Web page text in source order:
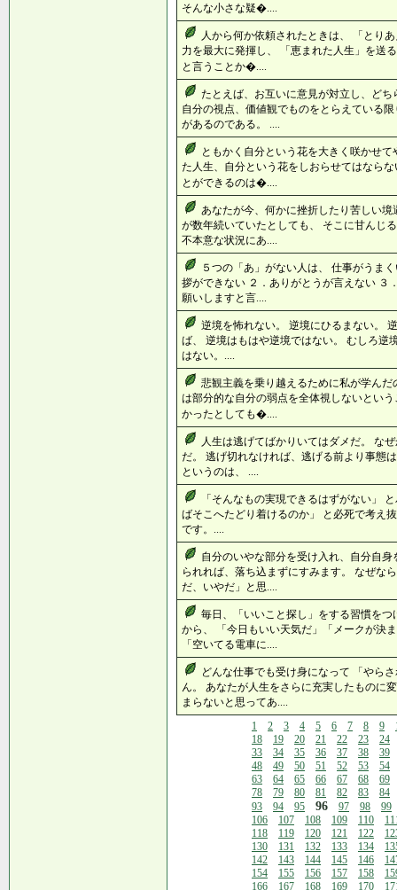
そんな小さな疑�....
人から何か依頼されたときは、 「とり
力を最大に発揮し、 「恵まれた人生」を送
と言うことか�....
たとえば、お互いに意見が対立し、ど
自分の視点、価値観でものをとらえている
があるのである。 ....
ともかく自分という花を大きく咲かせ
た人生、自分という花をしおらせてはなら
とができるのは�....
あなたが今、何かに挫折したり苦しい
が数年続いていたとしても、 そこに甘んじ
不本意な状況にあ....
５つの「あ」がない人は、 仕事がうま
拶ができない ２．ありがとうが言えない ３
願いしますと言....
逆境を怖れない。 逆境にひるまない。
ば、 逆境はもはや逆境ではない。 むしろ逆
はない。....
悲観主義を乗り越えるために私が学ん
は部分的な自分の弱点を全体視しないとい
かったとしても�....
人生は逃げてばかりいてはダメだ。 な
だ。 逃げ切れなければ、逃げる前より事態
というのは、 ....
「そんなもの実現できるはずがない」
ばそこへたどり着けるのか」 と必死で考え
です。....
自分のいやな部分を受け入れ、自分自
られれば、落ち込まずにすみます。 なぜな
だ、いやだ」と思....
毎日、「いいこと探し」をする習慣を
から、 「今日もいい天気だ」「メークが決
「空いてる電車に....
どんな仕事でも受け身になって 「やら
ん。 あなたが人生をさらに充実したものに
まらないと思ってあ....
1 2 3 4 5 6 7 8 9
18
19 20 21 22 23
24
33
34 35 36 37 38
39
48
49 50 51 52 53
54
63
64 65 66 67 68
69
78
79 80 81 82 83
84
93
94 95 96 97 98
99
106
107 108 109 110
118
119 120 121 122
130
131 132 133 134
142
143 144 145 146
154
155 156 157 158
166
167 168 169 170